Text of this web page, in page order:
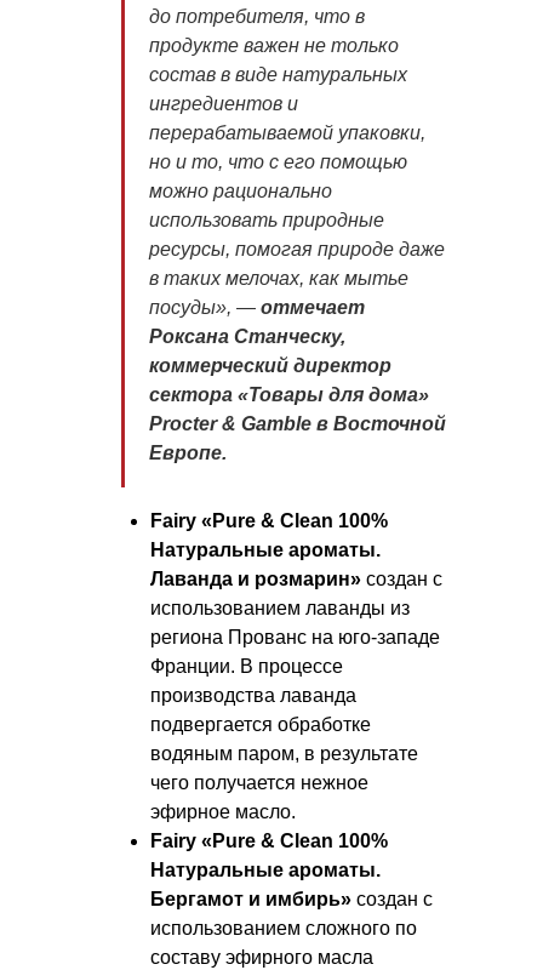
до потребителя, что в
продукте важен не только
состав в виде натуральных
ингредиентов и
перерабатываемой упаковки,
но и то, что с его помощью
можно рационально
использовать природные
ресурсы, помогая природе даже
в таких мелочах, как мытье
посуды», — отмечает
Роксана Станческу,
коммерческий директор
сектора «Товары для дома»
Procter & Gamble в Восточной
Европе.
Fairy «Pure & Clean 100%
Натуральные ароматы.
Лаванда и розмарин» создан с
использованием лаванды из
региона Прованс на юго-западе
Франции. В процессе
производства лаванда
подвергается обработке
водяным паром, в результате
чего получается нежное
эфирное масло.
Fairy «Pure & Clean 100%
Натуральные ароматы.
Бергамот и имбирь» создан с
использованием сложного по
составу эфирного масла